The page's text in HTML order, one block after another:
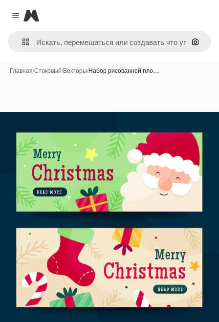
Close menu
Magnific
Поиск
Главная/Стоковый/Векторы/Набор рисованной пло…